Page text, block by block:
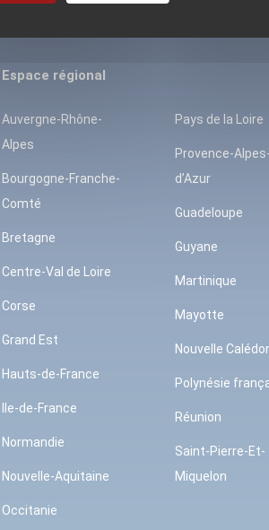
Espace régional
Auvergne-Rhône-
Alpes
Bourgogne-Franche-
Comté
Bretagne
Centre-Val de Loire
Corse
Grand Est
Hauts-de-France
Ile-de-France
Normandie
Nouvelle-Aquitaine
Occitanie
Pays de la Loire
Provence-
d’Azur
Guadeloupe
Guyane
Martinique
Mayotte
Nouvelle
Polynésie
Réunion
Saint-Pierre-Et-
Miquelon